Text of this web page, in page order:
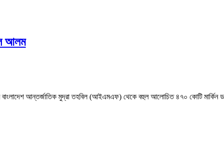
আলম
আন্তর্জাতিক মুদ্রা তহবিল (আইএমএফ) থেকে বহুল আলোচিত ৪৭০ কোটি মার্কিন